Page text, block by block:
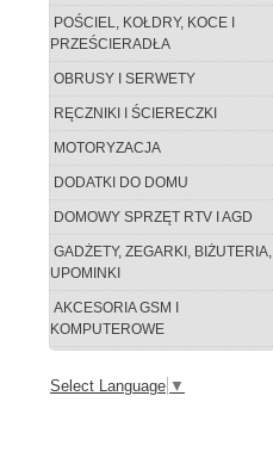
POŚCIEL, KOŁDRY, KOCE I
PRZEŚCIERADŁA
OBRUSY I SERWETY
RĘCZNIKI I ŚCIERECZKI
MOTORYZACJA
DODATKI DO DOMU
DOMOWY SPRZĘT RTV I AGD
GADŻETY, ZEGARKI, BIŻUTERIA,
UPOMINKI
AKCESORIA GSM I
KOMPUTEROWE
Select Language ▼